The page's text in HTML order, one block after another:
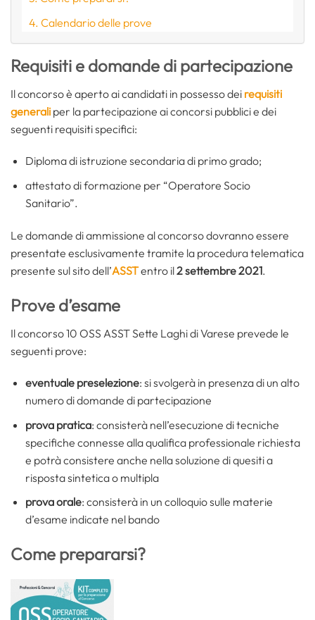
Calendario delle prove
Requisiti e domande di partecipazione
Il concorso è aperto ai candidati in possesso dei requisiti
generali per la partecipazione ai concorsi pubblici e dei
seguenti requisiti specifici:
Diploma di istruzione secondaria di primo grado;
attestato di formazione per “Operatore Socio
Sanitario”.
Le domande di ammissione al concorso dovranno essere
presentate esclusivamente tramite la procedura telematica
presente sul sito dell’ASSTentro il2 settembre 2021.
Prove d’esame
Il concorso 10 OSS ASST Sette Laghi di Varese prevede le
seguenti prove:
eventuale preselezione: si svolgerà in presenza di un alto
numero di domande di partecipazione
prova pratica: consisterà nell’esecuzione di tecniche
specifiche connesse alla qualifica professionale richiesta
e potrà consistere anche nella soluzione di quesiti a
risposta sintetica o multipla
prova orale: consisterà in un colloquio sulle materie
d’esame indicate nel bando
Come prepararsi?